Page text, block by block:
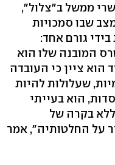
ממשל ב"צלול",
שבו סמכויות
גורם אחד:
המובנה שלו הוא
ציין כי העובדה
שעלולות להיות
הוא בעייתי
בקרה של
על החלטותיה", אמר